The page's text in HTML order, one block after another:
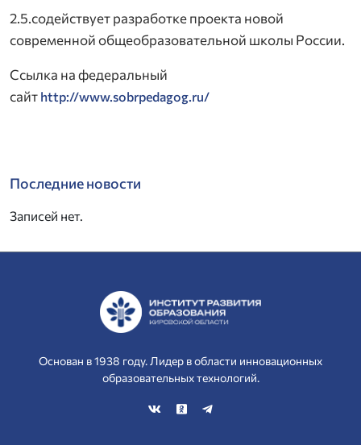
2.5.содействует разработке проекта новой
современной общеобразовательной школы России.
Ссылка на федеральный
сайт http://www.sobrpedagog.ru/
Последние новости
Записей нет.
Основан в 1938 году. Лидер в области инновационных
образовательных технологий.